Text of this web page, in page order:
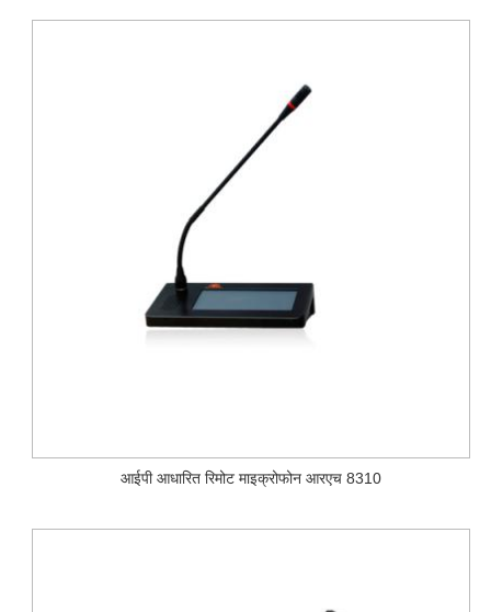
आईपी ​​आधारित रिमोट माइक्रोफोन आरएच 8310